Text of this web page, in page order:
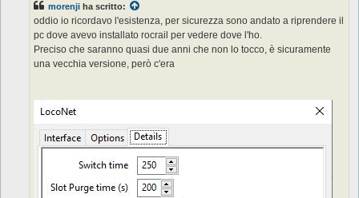
a
g
g
o
morenji ha scritto:
oddio io ricordavo l'esistenza, per sicurezza sono andato a riprendere il
pc dove avevo installato rocrail per vedere dove l'ho.
Preciso che saranno quasi due anni che non lo tocco, è sicuramente
una vecchia versione, però c'era